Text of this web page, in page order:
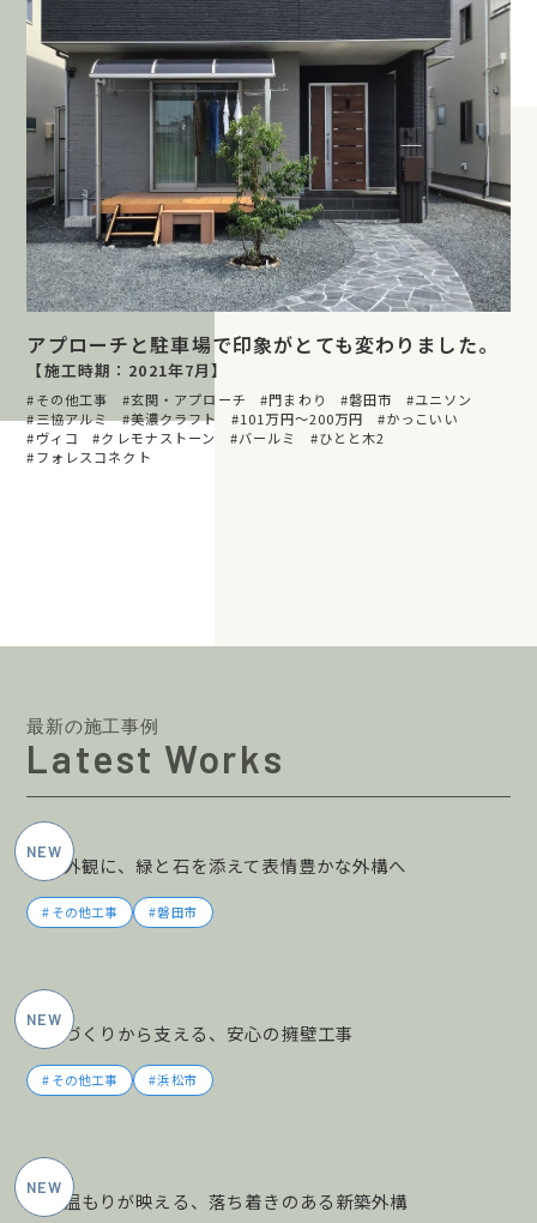
アプローチと駐車場で印象がとても変わりました。
【施工時期：2021年7月】
その他工事 玄関・アプローチ 門まわり 磐田市
ユニソン
三協アルミ
美濃クラフト 101万円〜200万円
かっこいい
ヴィコ
クレモナストーン バールミ
ひとと木2
フォレスコネクト
最新の施工事例
Latest Works
黒の外観に、緑と石を添えて表情豊かな外構へ
その他工事 磐田市
土地づくりから支える、安心の擁壁工事
その他工事 浜松市
木の温もりが映える、落ち着きのある新築外構